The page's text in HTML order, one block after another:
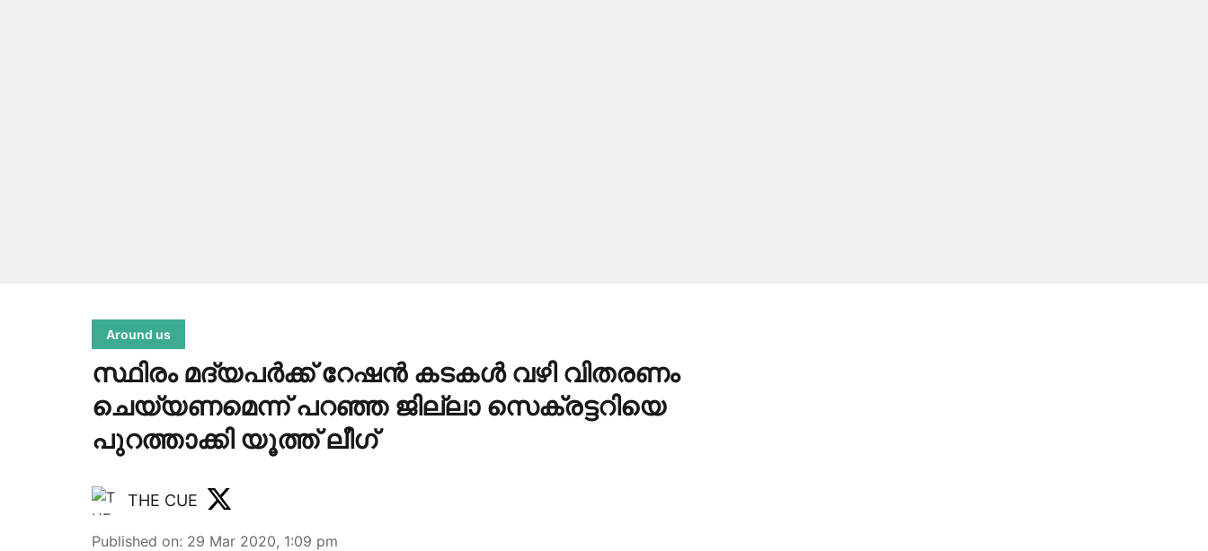
Around us
സ്ഥിരം മദ്യപര്‍ക്ക് റേഷന്‍ കടകള്‍ വഴി വിതരണം
ചെയ്യണമെന്ന് പറഞ്ഞ ജില്ലാ സെക്രട്ടറിയെ
പുറത്താക്കി യൂത്ത് ലീഗ്
THE CUE
Published on: 29 Mar 2020, 1:09 pm